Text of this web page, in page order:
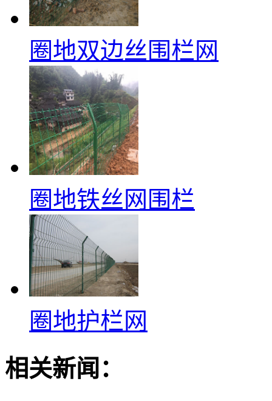
圈地双边丝围栏网
圈地铁丝网围栏
圈地护栏网
相关新闻：